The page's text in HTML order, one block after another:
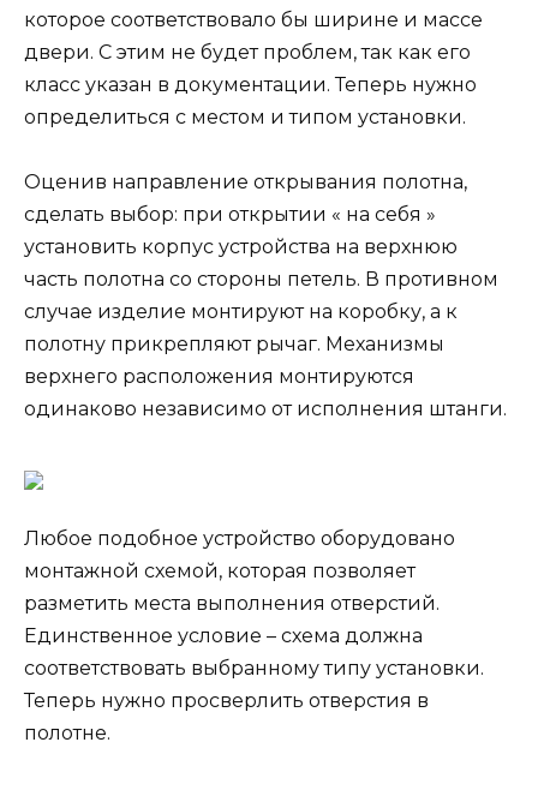
которое соответствовало бы ширине и массе
двери. С этим не будет проблем, так как его
класс указан в документации. Теперь нужно
определиться с местом и типом установки.
Оценив направление открывания полотна,
сделать выбор: при открытии « на себя »
установить корпус устройства на верхнюю
часть полотна со стороны петель. В противном
случае изделие монтируют на коробку, а к
полотну прикрепляют рычаг. Механизмы
верхнего расположения монтируются
одинаково независимо от исполнения штанги.
Любое подобное устройство оборудовано
монтажной схемой, которая позволяет
разметить места выполнения отверстий.
Единственное условие – схема должна
соответствовать выбранному типу установки.
Теперь нужно просверлить отверстия в
полотне.